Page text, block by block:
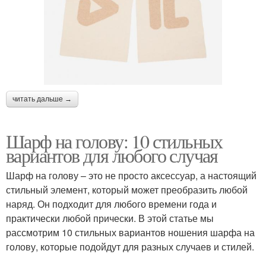
читать дальше →
Шарф на голову: 10 стильных
вариантов для любого случая
Шарф на голову – это не просто аксессуар, а настоящий
стильный элемент, который может преобразить любой
наряд. Он подходит для любого времени года и
практически любой прически. В этой статье мы
рассмотрим 10 стильных вариантов ношения шарфа на
голову, которые подойдут для разных случаев и стилей.